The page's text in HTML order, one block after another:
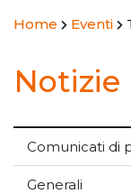
Home Eventi
Notizie
Comunicati di
Generali